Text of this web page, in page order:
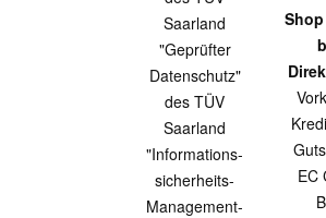
Saarland
"Geprüfter
Datenschutz"
des TÜV
Saarland
"Informations-
sicherheits-
Management-
EC